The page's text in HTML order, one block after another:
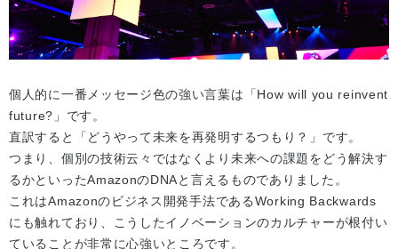
個人的に一番メッセージ色の強い言葉は「How will you reinvent
future?」です。
直訳すると「どうやって未来を再発明するつもり？」です。
つまり、個別の技術云々ではなくより未来への課題をどう解決す
るかといったAmazonのDNAと言えるものでありました。
これはAmazonのビジネス開発手法であるWorking Backwards
にも触れており、こうしたイノベーションのカルチャーが根付い
ていることが非常に心強いところです。